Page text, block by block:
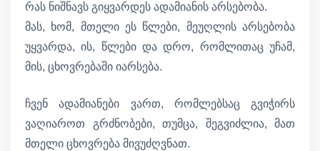
რას ნიშნავს გიყვარდეს ადამიანის არსებობა.
მას, ხომ, მთელი ეს წლები, მეუღლის არსებობა
უყვარდა, ის, წლები და დრო, რომლითაც უჩამ,
მის, ცხოვრებაში იარსება.
ჩვენ ადამიანები ვართ, რომლებსაც გვიჭირს
ვაღიაროთ გრძნობები, თუმცა, შეგვიძლია, მათ
მთელი ცხოვრება მივუძღვნათ.